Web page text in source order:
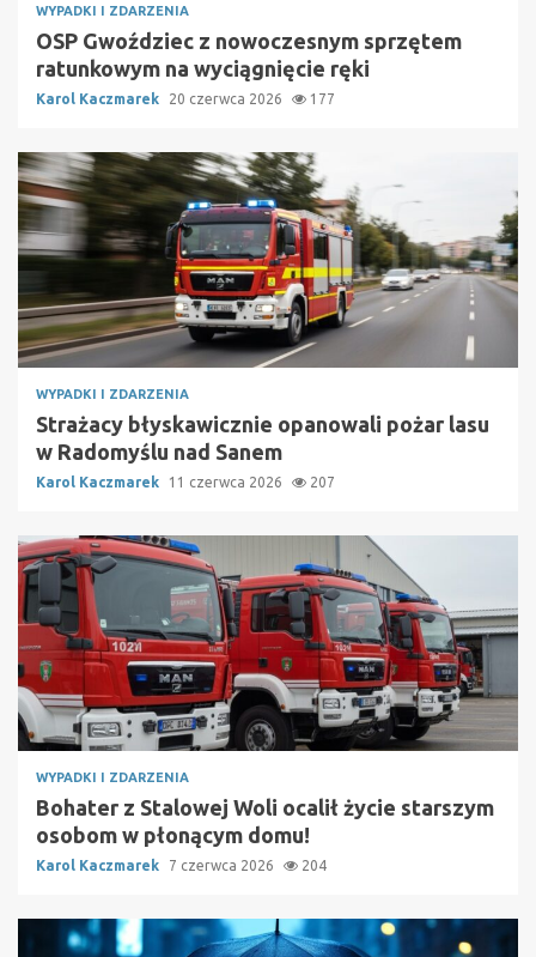
WYPADKI I ZDARZENIA
OSP Gwoździec z nowoczesnym sprzętem
ratunkowym na wyciągnięcie ręki
Karol Kaczmarek 20 czerwca 2026 177
WYPADKI I ZDARZENIA
Strażacy błyskawicznie opanowali pożar lasu
w Radomyślu nad Sanem
Karol Kaczmarek 11 czerwca 2026 207
WYPADKI I ZDARZENIA
Bohater z Stalowej Woli ocalił życie starszym
osobom w płonącym domu!
Karol Kaczmarek 7 czerwca 2026 204